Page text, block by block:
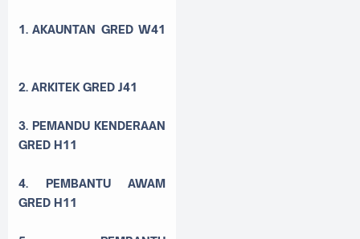
1. AKAUNTAN GRED W41
2. ARKITEK GRED J41
3. PEMANDU KENDERAAN
GRED H11
4. PEMBANTU AWAM
GRED H11